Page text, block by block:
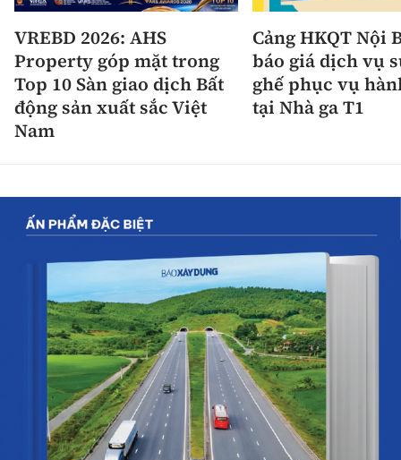
VREBD 2026: AHS
Property góp mặt trong
Top 10 Sàn giao dịch Bất
động sản xuất sắc Việt
Nam
Cảng HKQT Nội
báo giá dịch vụ
ghế phục vụ
tại Nhà ga T1